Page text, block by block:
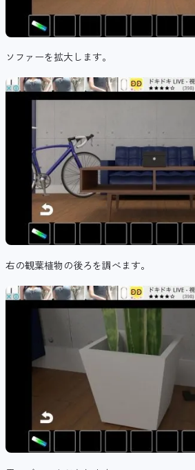
ソファーを拡大します。
右の観葉植物の後ろを調べます。